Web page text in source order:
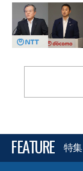
FEATURE 特集